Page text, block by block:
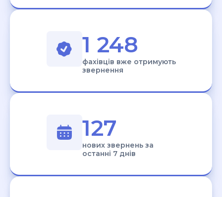
1 248
фахівців вже отримують
звернення
127
нових звернень за
останні 7 днів